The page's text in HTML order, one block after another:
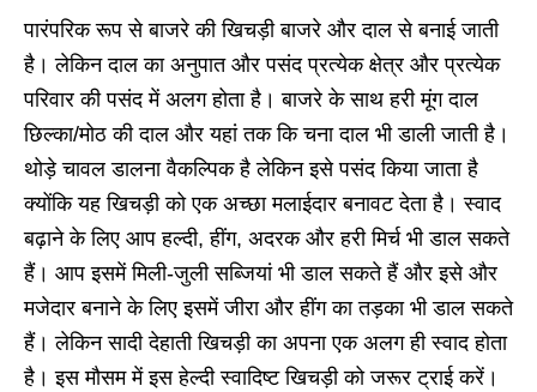
पारंपरिक रूप से बाजरे की खिचड़ी बाजरे और दाल से बनाई जाती
है। लेकिन दाल का अनुपात और पसंद प्रत्येक क्षेत्र और प्रत्येक
परिवार की पसंद में अलग होता है। बाजरे के साथ हरी मूंग दाल
छिल्का/मोठ की दाल और यहां तक ​​कि चना दाल भी डाली जाती है।
थोड़े चावल डालना वैकल्पिक है लेकिन इसे पसंद किया जाता है
क्योंकि यह खिचड़ी को एक अच्छा मलाईदार बनावट देता है। स्वाद
बढ़ाने के लिए आप हल्दी, हींग, अदरक और हरी मिर्च भी डाल सकते
हैं। आप इसमें मिली-जुली सब्जियां भी डाल सकते हैं और इसे और
मजेदार बनाने के लिए इसमें जीरा और हींग का तड़का भी डाल सकते
हैं। लेकिन सादी देहाती खिचड़ी का अपना एक अलग ही स्वाद होता
है। इस मौसम में इस हेल्दी स्वादिष्ट खिचड़ी को जरूर ट्राई करें।